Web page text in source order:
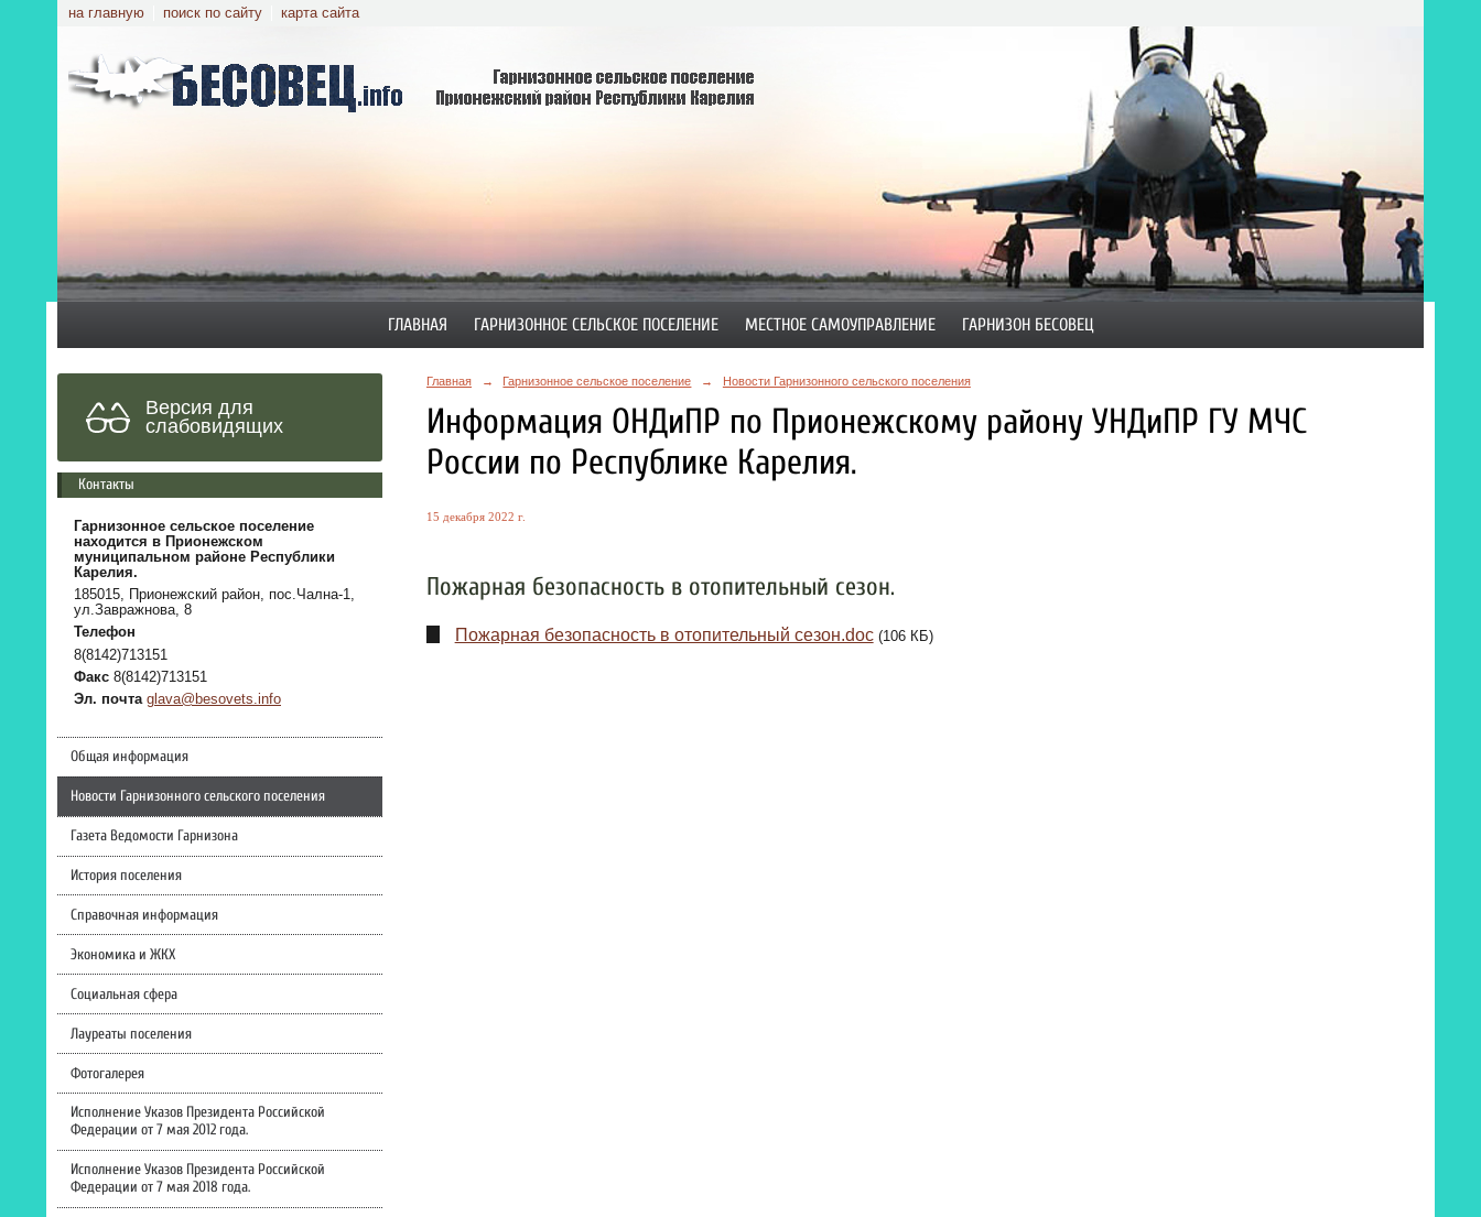
на главную поиск по сайту карта сайта
ГЛАВНАЯ ГАРНИЗОННОЕ СЕЛЬСКОЕ ПОСЕЛЕНИЕ МЕСТНОЕ САМОУПРАВЛЕНИЕ ГАРНИЗОН БЕСОВЕЦ
Версия для
слабовидящих
Контакты
Гарнизонное сельское поселение
находится в Прионежском
муниципальном районе Республики
Карелия.
185015, Прионежский район, пос.Чална-1,
ул.Завражнова, 8
Телефон
8(8142)713151
Факс 8(8142)713151
Эл. почта glava@besovets.info
Общая информация
Новости Гарнизонного сельского поселения
Газета Ведомости Гарнизона
История поселения
Справочная информация
Экономика и ЖКХ
Социальная сфера
Лауреаты поселения
Фотогалерея
Исполнение Указов Президента Российской
Федерации от 7 мая 2012 года.
Исполнение Указов Президента Российской
Федерации от 7 мая 2018 года.
Главная → Гарнизонное сельское поселение → Новости Гарнизонного сельского поселения
Информация ОНДиПР по Прионежскому району УНДиПР ГУ МЧС
России по Республике Карелия.
15 декабря 2022 г.
Пожарная безопасность в отопительный сезон.
Пожарная безопасность в отопительный сезон.doc (106 КБ)